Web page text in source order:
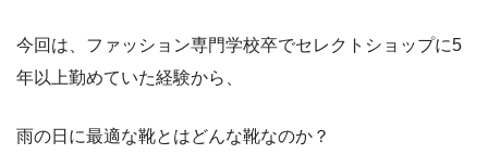
今回は、ファッション専門学校卒でセレクトショップに5
年以上勤めていた経験から、
雨の日に最適な靴とはどんな靴なのか？